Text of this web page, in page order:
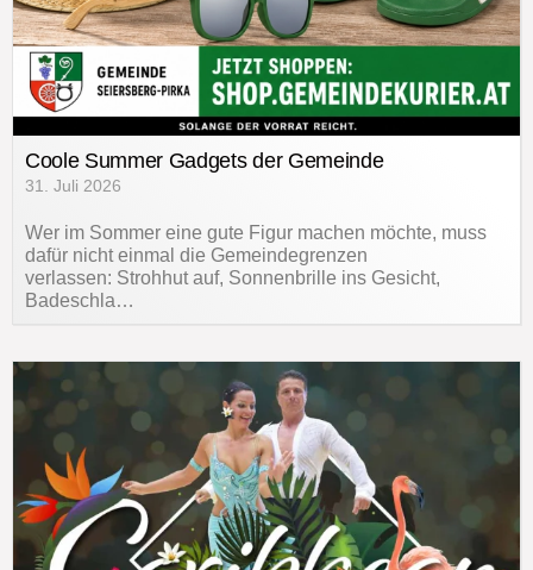
Coole Summer Gadgets der Gemeinde
31. Juli 2026
Wer im Sommer eine gute Figur machen möchte, muss
dafür nicht einmal die Gemeindegrenzen
verlassen: Strohhut auf, Sonnenbrille ins Gesicht,
Badeschla…